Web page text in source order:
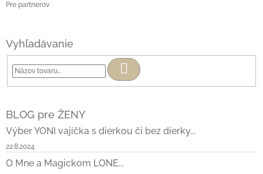
Pre partnerov
Vyhľadávanie
Hľadať
BLOG pre ŽENY
Výber YONI vajíčka s dierkou či bez dierky...
22.8.2024
O Mne a Magickom LONE...